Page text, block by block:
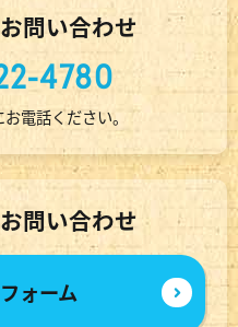
問い合わせ
4780
電話ください。
問い合わせ
ォーム